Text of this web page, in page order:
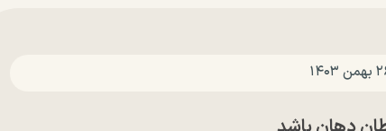
۱۴۰۳